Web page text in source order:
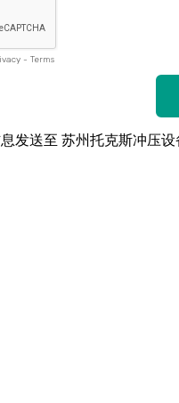
- Terms
发送至 苏州托克斯冲压